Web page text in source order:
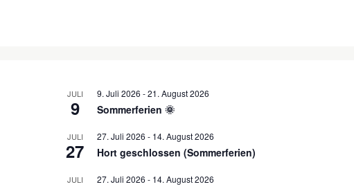
JULI
9
9. Juli 2026 -21. August 2026
Sommerferien 🌞
JULI
27
27. Juli 2026 - 14. August 2026
Hort geschlossen (Sommerferien)
JULI 27. Juli 2026 - 14. August 2026